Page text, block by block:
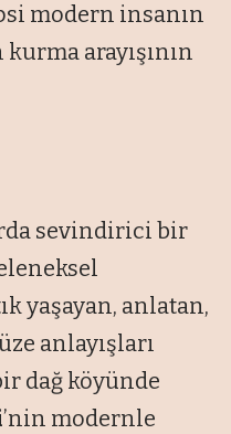
modern insanın
arayışının
sevindirici bir
yaşayan, anlatan,
anlayışları
dağ köyünde
’nin modernle